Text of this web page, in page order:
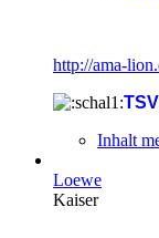
http://ama-
Inhalt
Loewe
Kaiser